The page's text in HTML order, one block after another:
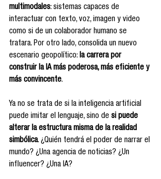
multimodales: sistemas capaces de
interactuar con texto, voz, imagen y video
como si de un colaborador humano se
tratara. Por otro lado, consolida un nuevo
escenario geopolítico: la carrera por
construir la IA más poderosa, más eficiente y
más convincente.
Ya no se trata de si la inteligencia artificial
puede imitar el lenguaje, sino de si puede
alterar la estructura misma de la realidad
simbólica. ¿Quién tendrá el poder de narrar el
mundo? ¿Una agencia de noticias? ¿Un
influencer? ¿Una IA?